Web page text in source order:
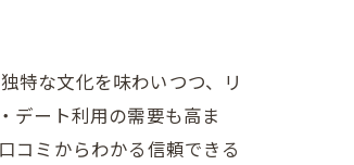
特な文化を味わいつつ、リ
デート利用の需要も高ま
コミからわかる信頼できる